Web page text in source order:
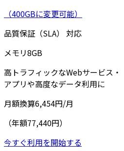
（400GBに変更可能）
品質保証（SLA）
対応
メモリ8GB
高トラフィックなWebサービス・
アプリや高度なデータ利用に
月額換算6,454円/月
（年額77,440円）
今すぐ利用を開始する